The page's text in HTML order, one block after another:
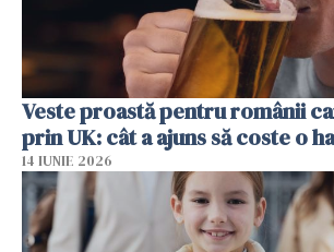
Veste proastă pentru românii
prin UK: cât a ajuns să coste o
14 IUNIE 2026